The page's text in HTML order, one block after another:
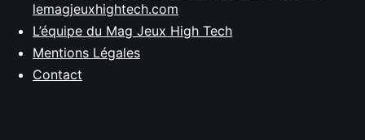
lemagjeuxhightech.com
L’équipe du Mag Jeux High Tech
Mentions Légales
Contact